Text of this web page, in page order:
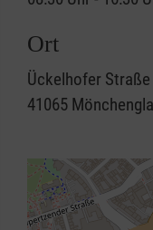
Ort
Ückelhofer Straße
41065